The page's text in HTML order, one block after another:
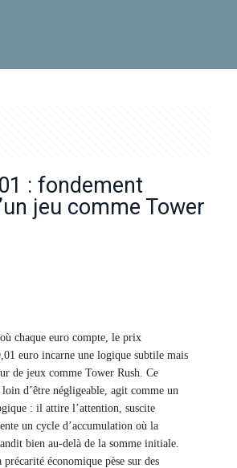
: fondement
jeu comme Tower
chaque euro compte, le prix
euro incarne une logique subtile mais
de jeux comme Tower Rush. Ce
d’être négligeable, agit comme un
: il attire l’attention, suscite
un cycle d’accumulation où la
bien au-delà de la somme initiale.
économique pèse sur des